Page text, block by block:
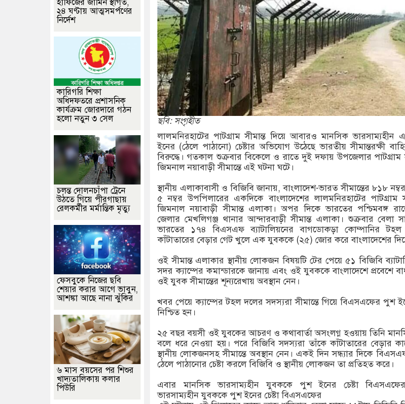
ছবি: সংগৃহীত
লালমনিরহাটের পাটগ্রাম সীমান্ত দিয়ে আবারও মানসিক
ইনের (ঠেলে পাঠানো) চেষ্টার অভিযোগ উঠেছে ভারতীয় সীমান্তরক্ষী
বিরুদ্ধে। গতকাল শুক্রবার বিকেলে ও রাতে দুই দফায় উপজেলার
জিমনাল নয়াবাড়ী সীমান্তে এই ঘটনা ঘটে।
স্থানীয় এলাকাবাসী ও বিজিবি জানায়, বাংলাদেশ-ভারত সীমান্তের ৮১৮
৫ নম্বর উপপিলারের একদিকে বাংলাদেশের লালমনিরহাটের
জিমনাল নয়াবাড়ী সীমান্ত এলাকা। অপর দিকে ভারতের পশ্চিমবঙ্গ
জেলার মেখলিগঞ্জ থানার আন্দারবাড়ী সীমান্ত এলাকা। শুক্রবার বেলা
ভারতের ১৭৪ বিএসএফ ব্যাটালিয়নের বাগডোকড়া কোম্পানির
কাঁটাতারের বেড়ার গেট খুলে এক যুবককে (২৫) জোর করে বাংলাদেশের
ওই সীমান্ত এলাকার স্থানীয় লোকজন বিষয়টি টের পেয়ে ৫১ বিজিবি
সদর ক্যাম্পের কমান্ডারকে জানায় এবং ওই যুবককে বাংলাদেশে প্রবেশে
ওই যুবক সীমান্তের শূন্যরেখায় অবস্থান নেন।
খবর পেয়ে ক্যাম্পের টহল দলের সদস্যরা সীমান্তে গিয়ে বিএসএফের পুশ
নিশ্চিত হন।
২৫ বছর বয়সী ওই যুবকের আচরণ ও কথাবার্তা অসংলগ্ন হওয়ায় তিনি
বলে ধরে নেওয়া হয়। পরে বিজিবি সদস্যরা তাঁকে কাঁটাতারের বেড়ার
স্থানীয় লোকজনসহ সীমান্তে অবস্থান নেন। একই দিন সন্ধ্যার দিকে
ঠেলে পাঠানোর চেষ্টা করলে বিজিবি ও স্থানীয় লোকজন তা প্রতিহত করে।
এবার মানসিক ভারসাম্যহীন যুবককে পুশ ইনের চেষ্টা
ভারসাম্যহীন যুবককে পুশ ইনের চেষ্টা বিএসএফের
হাফিজের জামিন স্থগিত,
২৪ ঘণ্টায় আত্মসমর্পণের
নির্দেশ
কারিগরি শিক্ষা
অধিদফতরে প্রশাসনিক
কার্যক্রম জোরদারে গঠন
হলো নতুন ৩ সেল
চলন্ত দোলনচাঁপা ট্রেনে
উঠতে গিয়ে পীরগাছায়
রেলকর্মীর মর্মান্তিক মৃত্যু
ফেসবুকে নিজের ছবি
শেয়ার করার আগে ভাবুন,
আশঙ্কা আছে নানা ঝুঁকির
৬ মাস বয়সের পর শিশুর
খাদ্যতালিকায় কলার
পিউরি